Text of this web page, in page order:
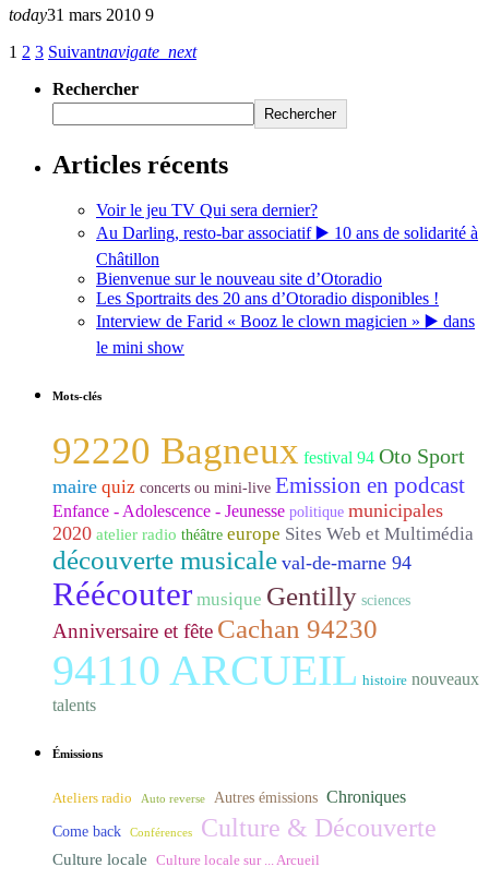
today31 mars 2010 9
1 2 3 Suivantnavigate_next
Rechercher
Rechercher
Articles récents
Voir le jeu TV Qui sera dernier?
Au Darling, resto-bar associatif ▶️ 10 ans de solidarité à
Châtillon
Bienvenue sur le nouveau site d’Otoradio
Les Sportraits des 20 ans d’Otoradio disponibles !
Interview de Farid « Booz le clown magicien » ▶️ dans
le mini show
Mots-clés
92220 Bagneux festival 94 Oto Sport
maire quiz concerts ou mini-live Emission en podcast
Enfance - Adolescence - Jeunesse politique municipales
2020 atelier radio théâtre europe Sites Web et Multimédia
découverte musicale val-de-marne 94
Réécouter musique Gentilly sciences
Anniversaire et fête Cachan 94230
94110 ARCUEIL histoire nouveaux
talents
Émissions
Ateliers radio Auto reverse Autres émissions Chroniques
Come back Conférences Culture & Découverte
Culture locale Culture locale sur ... Arcueil